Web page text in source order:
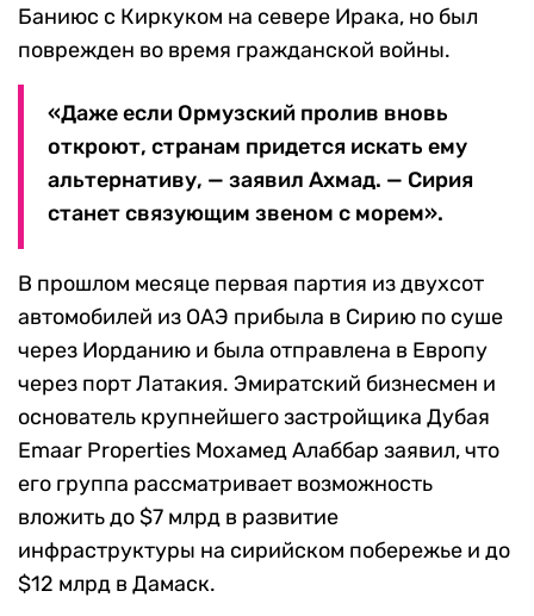
Баниюс с Киркуком на севере Ирака, но был
поврежден во время гражданской войны.
«Даже если Ормузский пролив вновь
откроют, странам придется искать ему
альтернативу, — заявил Ахмад. — Сирия
станет связующим звеном с морем».
В прошлом месяце первая партия из двухсот
автомобилей из ОАЭ прибыла в Сирию по суше
через Иорданию и была отправлена в Европу
через порт Латакия. Эмиратский бизнесмен и
основатель крупнейшего застройщика Дубая
Emaar Properties Мохамед Алаббар заявил, что
его группа рассматривает возможность
вложить до $7 млрд в развитие
инфраструктуры на сирийском побережье и до
$12 млрд в Дамаск.